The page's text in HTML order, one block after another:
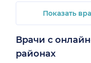
Показать
Врачи с
районах